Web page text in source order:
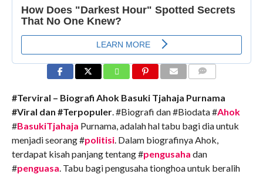
#Terviral – Biografi Ahok Basuki Tjahaja Purnama
#Viral dan #Terpopuler. #Biografi dan #Biodata #Ahok
#BasukiTjahaja Purnama, adalah hal tabu bagi dia untuk
menjadi seorang #politisi. Dalam biografinya Ahok,
terdapat kisah panjang tentang #pengusaha dan
#penguasa . Tabu bagi pengusaha tionghoa untuk beralih